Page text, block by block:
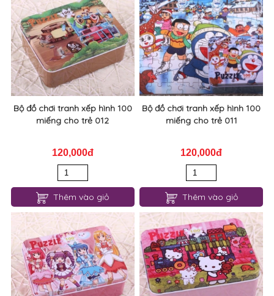
Bộ đồ chơi tranh xếp hình 100
miếng cho trẻ 012
120,000đ
Thêm vào giỏ
Bộ đồ chơi tranh xếp hình 100
miếng cho trẻ 011
120,000đ
Thêm vào giỏ